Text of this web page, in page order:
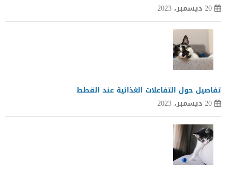
20 ديسمبر، 2023
تفاصيل حول التفاعلات الغذائية عند القطط
20 ديسمبر، 2023